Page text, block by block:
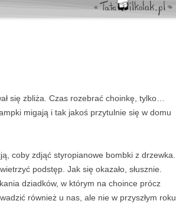
się zbliża. Czas rozebrać choinkę, tylko…
migają i tak jakoś przytulnie się w domu
coby zdjąć styropianowe bombki z drzewka.
podstęp. Jak się okazało, słusznie.
dziadków, w którym na choince prócz
również u nas, ale nie w przyszłym roku,